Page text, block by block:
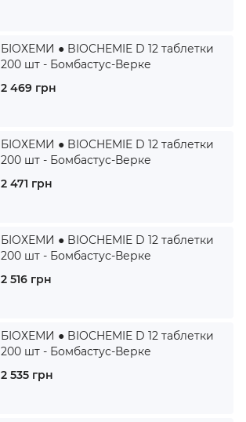
БІОХЕМИ ● BIOCHEMIE D 12 таблетки
200 шт - Бомбастус-Верке
2 469 грн
БІОХЕМИ ● BIOCHEMIE D 12 таблетки
200 шт - Бомбастус-Верке
2 471 грн
БІОХЕМИ ● BIOCHEMIE D 12 таблетки
200 шт - Бомбастус-Верке
2 516 грн
БІОХЕМИ ● BIOCHEMIE D 12 таблетки
200 шт - Бомбастус-Верке
2 535 грн